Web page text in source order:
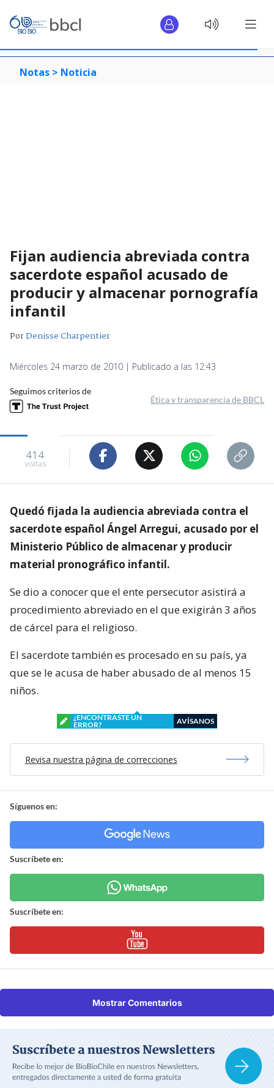
Notas > Noticia
Fijan audiencia abreviada contra
sacerdote español acusado de
producir y almacenar pornografía
infantil
PorDenisse Charpentier
Miércoles 24 marzo de 2010 | Publicado a las 12:43
Seguimos criterios de
Ética y transparencia de BBCL
414
visitas
Quedó fijada la audiencia abreviada contra el
sacerdote español Ángel Arregui, acusado por el
Ministerio Público de almacenar y producir
material pronográfico infantil.
Se dio a conocer que el ente persecutor asistirá a
procedimiento abreviado en el que exigirán 3 años
de cárcel para el religioso.
El sacerdote también es procesado en su país, ya
que se le acusa de haber abusado de al menos 15
niños.
¿ENCONTRASTE UN
ERROR?
AVÍSANOS
Revisa nuestra página de correcciones
Síguenos en:
Suscríbete en:
Suscríbete en:
Mostrar Comentarios